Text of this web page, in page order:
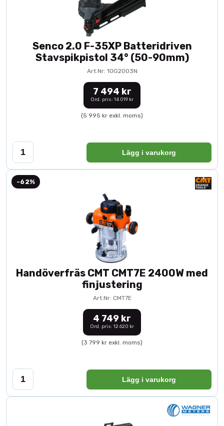
Senco 2.0 F-35XP Batteridriven
Stavspikpistol 34° (50-90mm)
Art.Nr: 10G2003N
7 494 kr
Ord. pris: 14 019 kr
(5 995 kr exkl. moms)
Lägg i varukorg
-62%
Handöverfräs CMT CMT7E 2400W med
finjustering
Art.Nr: CMT7E
4 749 kr
Ord. pris: 12 620 kr
(3 799 kr exkl. moms)
Lägg i varukorg